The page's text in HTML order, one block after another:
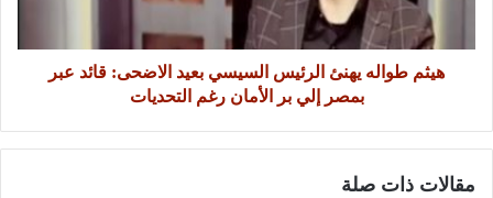
هيثم طواله يهنئ الرئيس السيسي بعيد الاضحى: قائد عبر
بمصر إلي بر الأمان رغم التحديات
مقالات ذات صلة